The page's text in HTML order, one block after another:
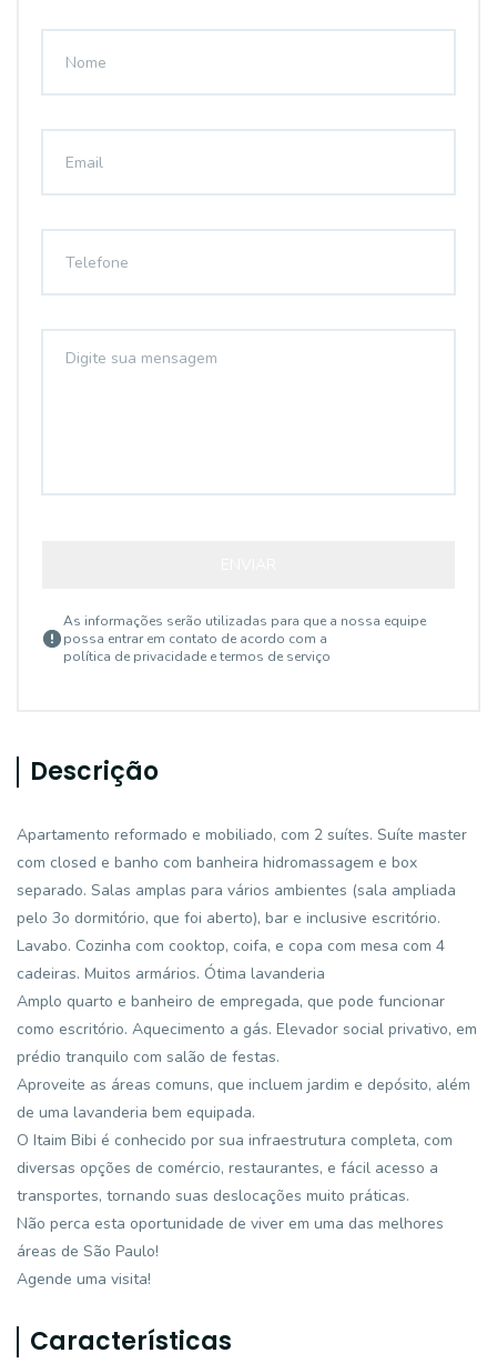
As informações serão utilizadas para que a nossa equipe
possa entrar em contato de acordo com a
política de privacidade e termos de serviço
Descrição
Apartamento reformado e mobiliado, com 2 suítes. Suíte master
com closed e banho com banheira hidromassagem e box
separado. Salas amplas para vários ambientes (sala ampliada
pelo 3o dormitório, que foi aberto), bar e inclusive escritório.
Lavabo. Cozinha com cooktop, coifa, e copa com mesa com 4
cadeiras. Muitos armários. Ótima lavanderia
Amplo quarto e banheiro de empregada, que pode funcionar
como escritório. Aquecimento a gás. Elevador social privativo, em
prédio tranquilo com salão de festas.
Aproveite as áreas comuns, que incluem jardim e depósito, além
de uma lavanderia bem equipada.
O Itaim Bibi é conhecido por sua infraestrutura completa, com
diversas opções de comércio, restaurantes, e fácil acesso a
transportes, tornando suas deslocações muito práticas.
Não perca esta oportunidade de viver em uma das melhores
áreas de São Paulo!
Agende uma visita!
Características